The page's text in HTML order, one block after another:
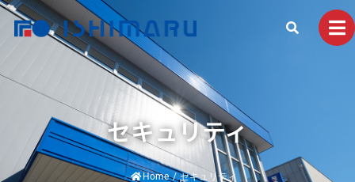
セキュリティ
Home / セキュリティ